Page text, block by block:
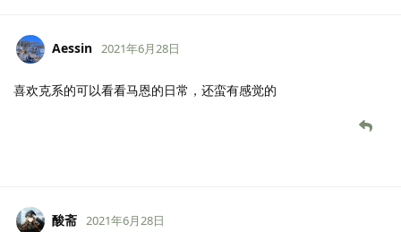
Aessin 2021年6月28日
喜欢克系的可以看看马恩的日常，还蛮有感觉的
酸斋 2021年6月28日